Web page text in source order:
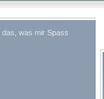
das, was mir Spass